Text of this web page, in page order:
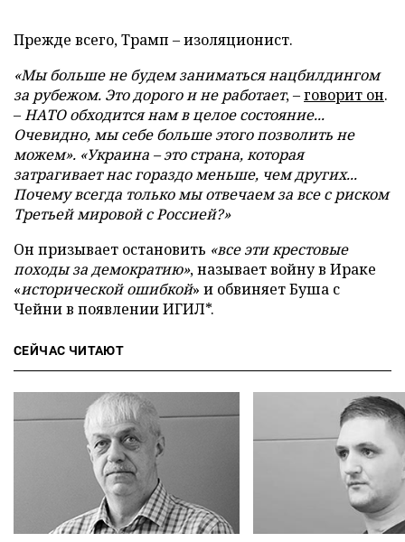
Прежде всего, Трамп – изоляционист.
«Мы больше не будем заниматься нацбилдингом
за рубежом. Это дорого и не работает, –говорит он.
–НАТО обходится нам в целое состояние...
Очевидно, мы себе больше этого позволить не
можем». «Украина – это страна, которая
затрагивает нас гораздо меньше, чем других...
Почему всегда только мы отвечаем за все с риском
Третьей мировой с Россией?»
Он призывает остановить «все эти крестовые
походы за демократию», называет войну в Ираке
«исторической ошибкой» и обвиняет Буша с
Чейни в появлении ИГИЛ*.
СЕЙЧАС ЧИТАЮТ